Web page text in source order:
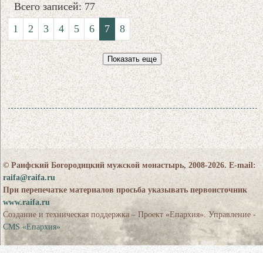
Всего записей: 77
1
2 3 4 5 6 7 8
Показать еще
© Раифский Богородицкий мужской монастырь, 2008-2026. E-mail:
raifa@raifa.ru
При перепечатке материалов просьба указывать первоисточник
www.raifa.ru
Создание и техническая поддержка – Проект «Епархия». Управление -
CMS «Епархия»